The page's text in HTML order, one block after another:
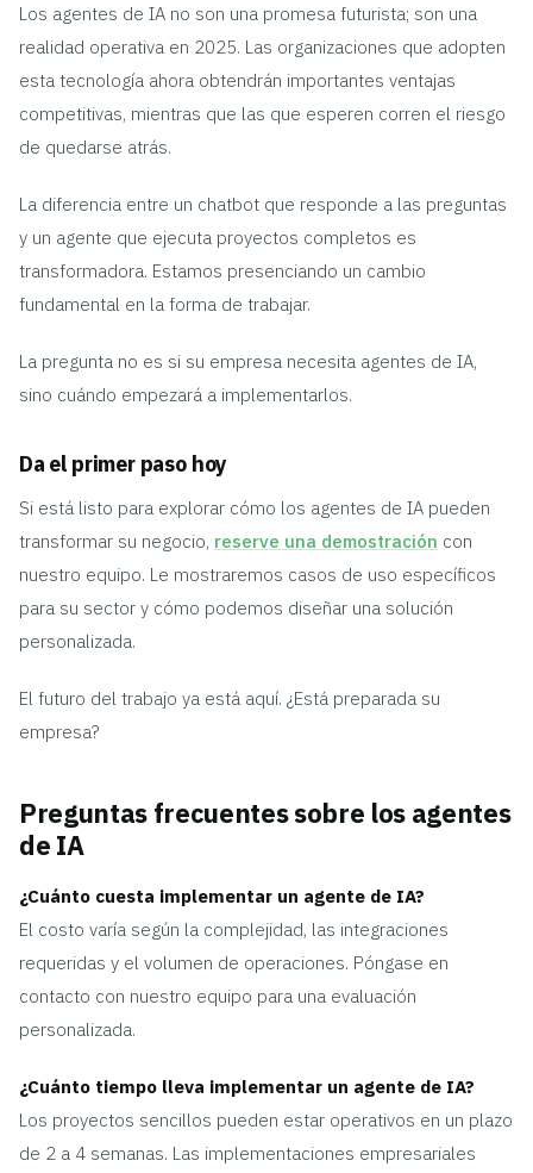
Los agentes de IA no son una promesa futurista; son una
realidad operativa en 2025. Las organizaciones que adopten
esta tecnología ahora obtendrán importantes ventajas
competitivas, mientras que las que esperen corren el riesgo
de quedarse atrás.
La diferencia entre un chatbot que responde a las preguntas
y un agente que ejecuta proyectos completos es
transformadora. Estamos presenciando un cambio
fundamental en la forma de trabajar.
La pregunta no es si su empresa necesita agentes de IA,
sino cuándo empezará a implementarlos.
Da el primer paso hoy
Si está listo para explorar cómo los agentes de IA pueden
transformar su negocio, reserve una demostración con
nuestro equipo. Le mostraremos casos de uso específicos
para su sector y cómo podemos diseñar una solución
personalizada.
El futuro del trabajo ya está aquí. ¿Está preparada su
empresa?
Preguntas frecuentes sobre los agentes
de IA
¿Cuánto cuesta implementar un agente de IA?
El costo varía según la complejidad, las integraciones
requeridas y el volumen de operaciones. Póngase en
contacto con nuestro equipo para una evaluación
personalizada.
¿Cuánto tiempo lleva implementar un agente de IA?
Los proyectos sencillos pueden estar operativos en un plazo
de 2 a 4 semanas. Las implementaciones empresariales